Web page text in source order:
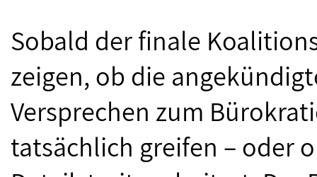
Sobald der finale
zeigen, ob die
Versprechen zum
tatsächlich greifen – oder